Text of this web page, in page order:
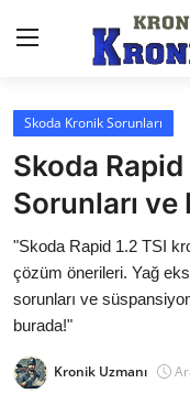
Anasayfa
Markalar
İletişim
Trafik & Cezalar
Sigorta & Kasko
Vergi & ÖTV & MTV
Skoda Kronik Sorunları
Skoda
Sorunları ve
"Skoda Rapid 1.2 TSI
çözüm önerileri. Yağ
sorunları ve
burada!"
Kronik Uzmanı